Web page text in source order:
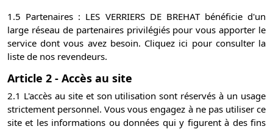
1.5 Partenaires : LES VERRIERS DE BREHAT bénéficie d'un
large réseau de partenaires privilégiés pour vous apporter le
service dont vous avez besoin. Cliquez ici pour consulter la
liste de nos revendeurs.
Article 2 - Accès au site
2.1 L'accès au site et son utilisation sont réservés à un usage
strictement personnel. Vous vous engagez à ne pas utiliser ce
site et les informations ou données qui y figurent à des fins